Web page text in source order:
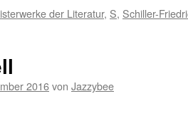
der Literatur, S, Schiller-
2016von Jazzybee